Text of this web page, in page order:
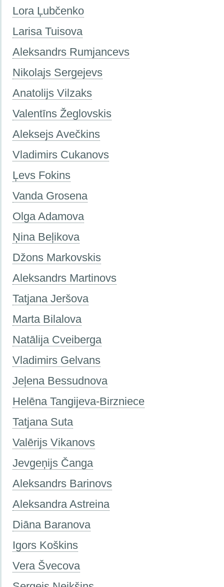
Lora Ļubčenko
Larisa Tuisova
Aleksandrs Rumjancevs
Nikolajs Sergejevs
Anatolijs Vilzaks
Valentīns Žeglovskis
Aleksejs Avečkins
Vladimirs Cukanovs
Ļevs Fokins
Vanda Grosena
Olga Adamova
Ņina Beļikova
Džons Markovskis
Aleksandrs Martinovs
Tatjana Jeršova
Marta Bilalova
Natālija Cveiberga
Vladimirs Gelvans
Jeļena Bessudnova
Helēna Tangijeva-Birzniece
Tatjana Suta
Valērijs Vikanovs
Jevgeņijs Čanga
Aleksandrs Barinovs
Aleksandra Astreina
Diāna Baranova
Igors Koškins
Vera Švecova